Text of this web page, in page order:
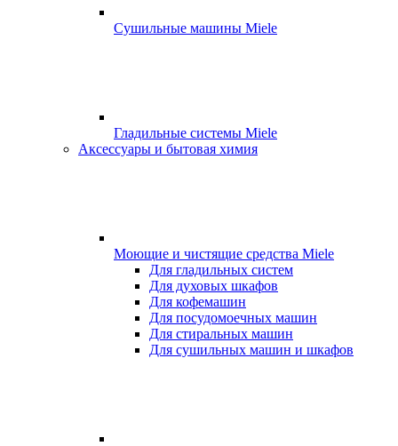
Сушильные машины Miele
Гладильные системы Miele
Аксессуары и бытовая химия
Моющие и чистящие средства Miele
Для гладильных систем
Для духовых шкафов
Для кофемашин
Для посудомоечных машин
Для стиральных машин
Для сушильных машин и шкафов